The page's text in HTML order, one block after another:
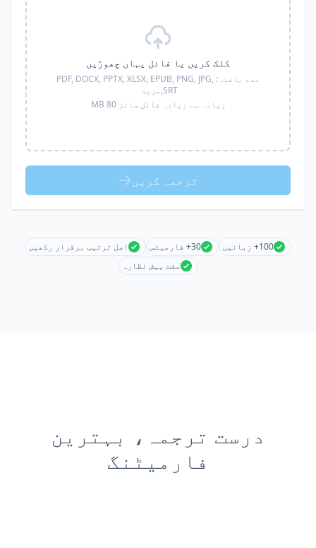
کلک کریں یا فائل یہاں چھوڑیں
مدد یافتہ: PDF, DOCX, PPTX, XLSX, EPUB, PNG, JPG,
SRT, مزید
زیادہ سے زیادہ فائل سائز 80 MB
ترجمہ کریں
100+ زبانیں 30+ فارمیٹس
اصل ترتیب برقرار رکھیں
مفت پیش نظارہ
درست ترجمہ، بہترین
فارمیٹنگ